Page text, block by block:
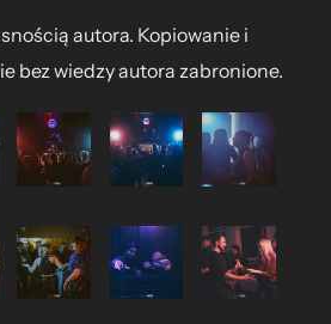
autora. Kopiowanie i
bez wiedzy autora zabronione.